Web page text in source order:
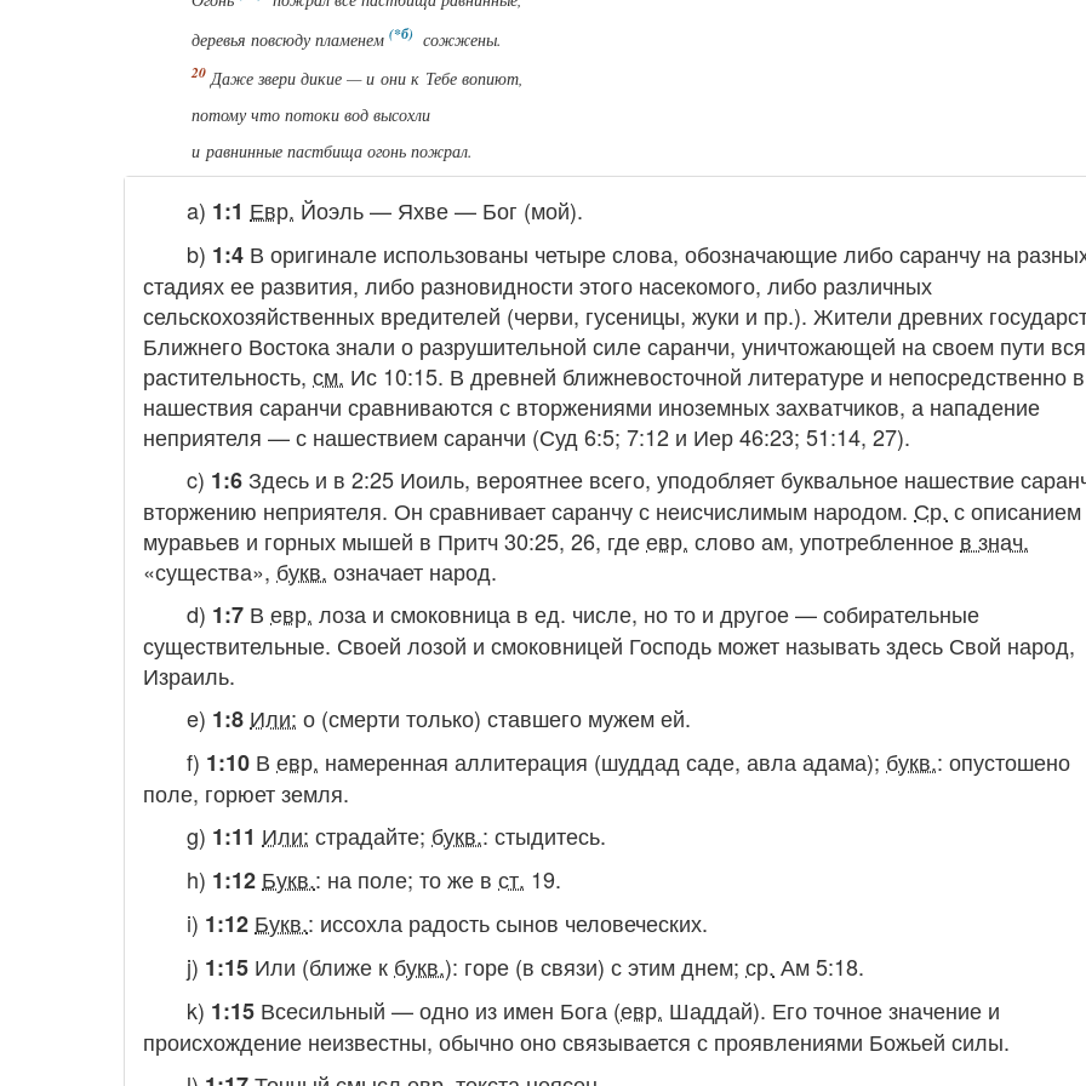
деревья повсюду пламенем
сожжены.
Даже звери дикие — и они к Тебе вопиют,
потому что потоки вод высохли
и равнинные пастбища огонь пожрал.
a) 1:1 Евр. Йоэль — Яхве — Бог (мой).
b) 1:4 В оригинале использованы четыре слова, обозначающие либо саранчу на
стадиях ее развития, либо разновидности этого насекомого, либо различных
сельскохозяйственных вредителей (черви, гусеницы, жуки и пр.). Жители древних
Ближнего Востока знали о разрушительной силе саранчи, уничтожающей на своем пути
растительность, см. Ис 10:15. В древней ближневосточной литературе и непосредственно
нашествия саранчи сравниваются с вторжениями иноземных захватчиков, а нападение
неприятеля — с нашествием саранчи (Суд 6:5; 7:12 и Иер 46:23; 51:14, 27).
c) 1:6Здесь и в 2:25 Иоиль, вероятнее всего, уподобляет буквальное нашествие
вторжению неприятеля. Он сравнивает саранчу с неисчислимым народом. Ср. с описанием
муравьев и горных мышей в Притч 30:25, 26, гдеевр. словоам, употребленное в знач.
«существа», букв. означает народ.
d) 1:7 В евр. лоза и смоковница в ед. числе, но то и другое — собирательные
существительные. Своей лозой и смоковницей Господь может называть здесь Свой народ,
Израиль.
e) 1:8 Или: о (смерти только) ставшего мужем ей.
f) 1:10 В евр. намеренная аллитерация (шуддад саде, авла адама); букв.: опустошено
поле, горюет земля.
g) 1:11 Или: страдайте; букв.: стыдитесь.
h) 1:12 Букв.: на поле; то же в ст. 19.
i) 1:12 Букв.: иссохла радость сынов человеческих.
j) 1:15 Или (ближе к букв.): горе (в связи) с этим днем; ср. Ам 5:18.
k) 1:15 Всесильный — одно из имен Бога (евр. Шаддай). Его точное значение и
происхождение неизвестны, обычно оно связывается с проявлениями Божьей силы.